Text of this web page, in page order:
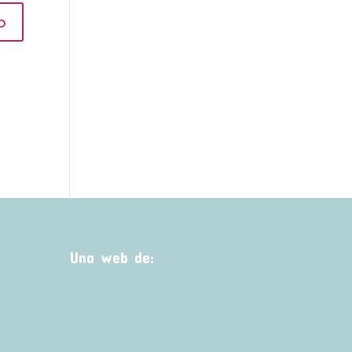
Una web de: